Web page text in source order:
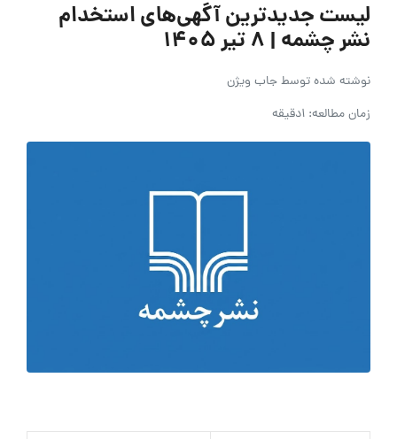
لیست جدیدترین آگهی‌های استخدام
نشر چشمه | ۸ تیر ۱۴۰۵
نوشته شده توسطجاب ویژن
زمان مطالعه: 1دقیقه